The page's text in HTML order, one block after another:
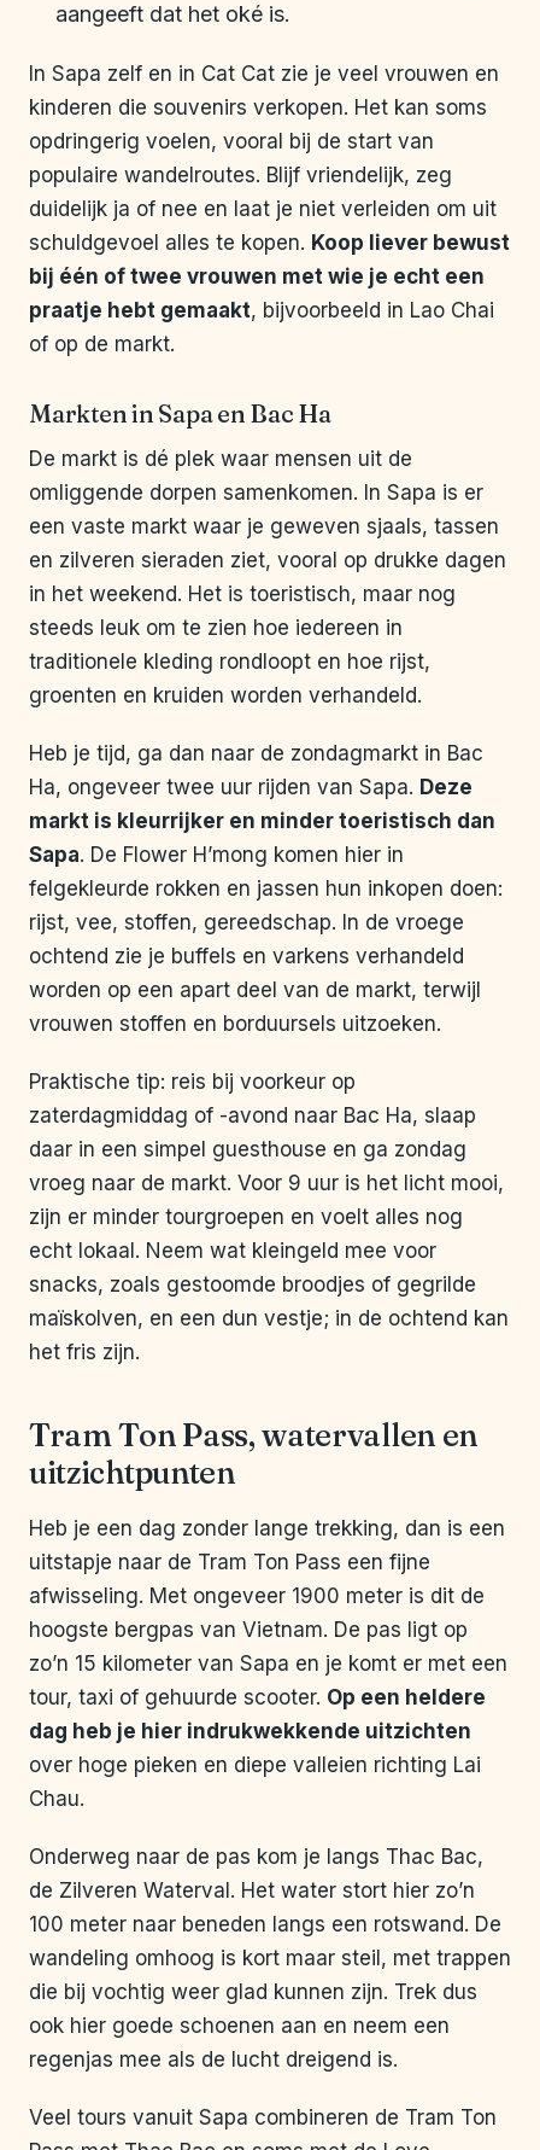
aangeeft dat het oké is.
In Sapa zelf en in Cat Cat zie je veel vrouwen en
kinderen die souvenirs verkopen. Het kan soms
opdringerig voelen, vooral bij de start van
populaire wandelroutes. Blijf vriendelijk, zeg
duidelijk ja of nee en laat je niet verleiden om uit
schuldgevoel alles te kopen. Koop liever bewust
bij één of twee vrouwen met wie je echt een
praatje hebt gemaakt, bijvoorbeeld in Lao Chai
of op de markt.
Markten in Sapa en Bac Ha
De markt is dé plek waar mensen uit de
omliggende dorpen samenkomen. In Sapa is er
een vaste markt waar je geweven sjaals, tassen
en zilveren sieraden ziet, vooral op drukke dagen
in het weekend. Het is toeristisch, maar nog
steeds leuk om te zien hoe iedereen in
traditionele kleding rondloopt en hoe rijst,
groenten en kruiden worden verhandeld.
Heb je tijd, ga dan naar de zondagmarkt in Bac
Ha, ongeveer twee uur rijden van Sapa. Deze
markt is kleurrijker en minder toeristisch dan
Sapa. De Flower H’mong komen hier in
felgekleurde rokken en jassen hun inkopen doen:
rijst, vee, stoffen, gereedschap. In de vroege
ochtend zie je buffels en varkens verhandeld
worden op een apart deel van de markt, terwijl
vrouwen stoffen en borduursels uitzoeken.
Praktische tip: reis bij voorkeur op
zaterdagmiddag of -avond naar Bac Ha, slaap
daar in een simpel guesthouse en ga zondag
vroeg naar de markt. Voor 9 uur is het licht mooi,
zijn er minder tourgroepen en voelt alles nog
echt lokaal. Neem wat kleingeld mee voor
snacks, zoals gestoomde broodjes of gegrilde
maïskolven, en een dun vestje; in de ochtend kan
het fris zijn.
Tram Ton Pass, watervallen en
uitzichtpunten
Heb je een dag zonder lange trekking, dan is een
uitstapje naar de Tram Ton Pass een fijne
afwisseling. Met ongeveer 1900 meter is dit de
hoogste bergpas van Vietnam. De pas ligt op
zo’n 15 kilometer van Sapa en je komt er met een
tour, taxi of gehuurde scooter. Op een heldere
dag heb je hier indrukwekkende uitzichten
over hoge pieken en diepe valleien richting Lai
Chau.
Onderweg naar de pas kom je langs Thac Bac,
de Zilveren Waterval. Het water stort hier zo’n
100 meter naar beneden langs een rotswand. De
wandeling omhoog is kort maar steil, met trappen
die bij vochtig weer glad kunnen zijn. Trek dus
ook hier goede schoenen aan en neem een
regenjas mee als de lucht dreigend is.
Veel tours vanuit Sapa combineren de Tram Ton